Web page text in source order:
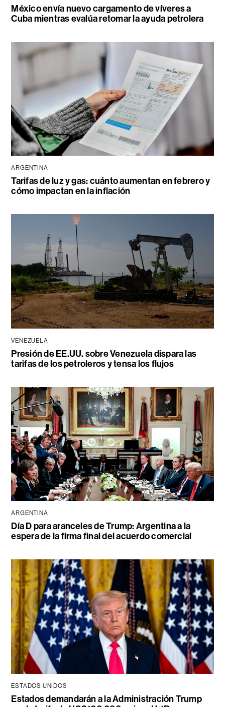
México envía nuevo cargamento de víveres a
Cuba mientras evalúa retomar la ayuda petrolera
ARGENTINA
Tarifas de luz y gas: cuánto aumentan en febrero y
cómo impactan en la inflación
VENEZUELA
Presión de EE.UU. sobre Venezuela dispara las
tarifas de los petroleros y tensa los flujos
ARGENTINA
Día D para aranceles de Trump: Argentina a la
espera de la firma final del acuerdo comercial
ESTADOS UNIDOS
Estados demandarán a la Administración Trump